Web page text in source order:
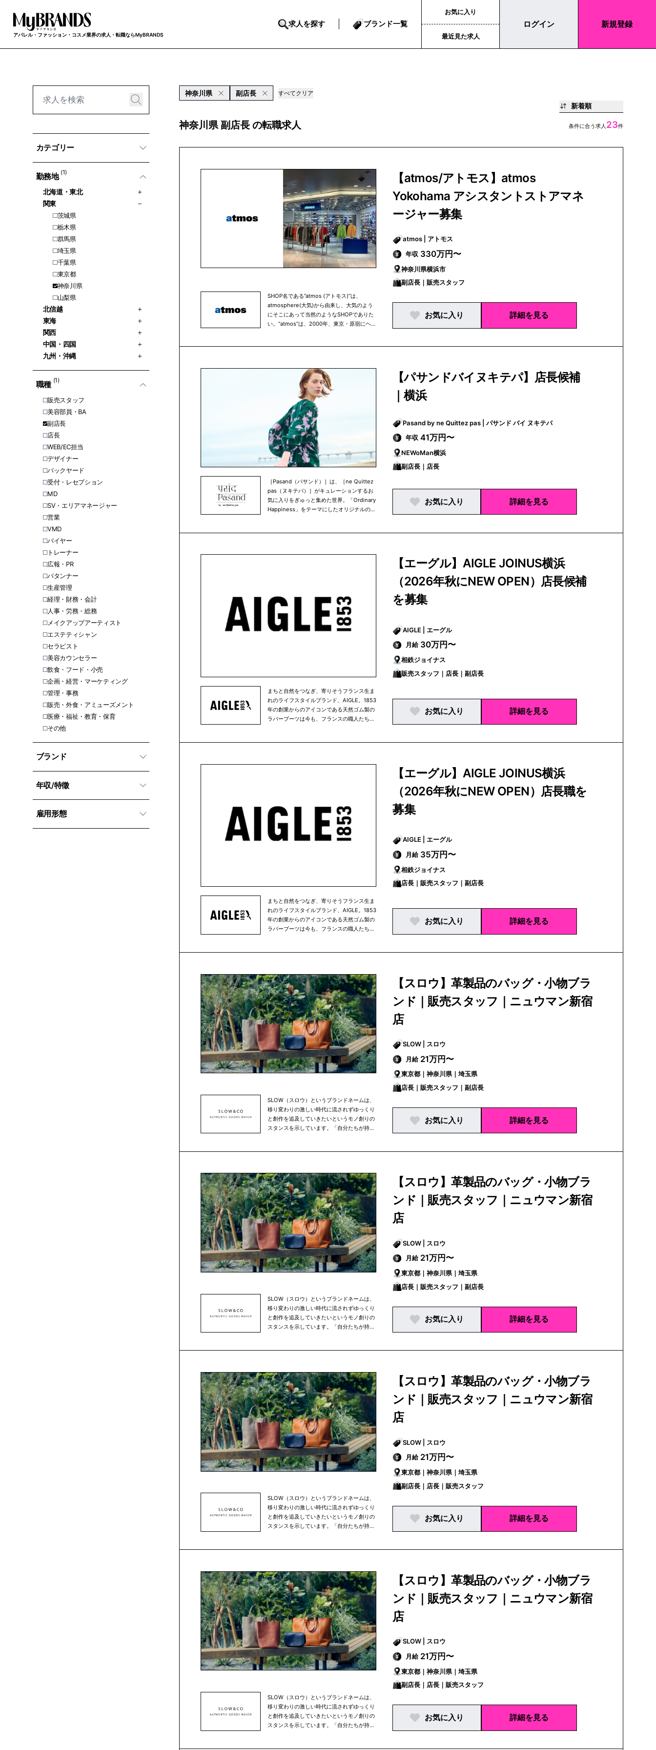
アパレル・ファッション・コスメ業界の求人・転職ならMyBRANDS
求人を探す ブランド一覧
お気に入り
最近見た求人
ログイン 新規登録
カテゴリー
勤務地 (1)
北海道・東北
関東
茨城県
栃木県
群馬県
埼玉県
千葉県
東京都
神奈川県
山梨県
北信越
東海
関西
中国・四国
九州・沖縄
職種 (1)
販売スタッフ
美容部員・BA
副店長
店長
WEB/EC担当
デザイナー
バックヤード
受付・レセプション
MD
SV・エリアマネージャー
営業
VMD
バイヤー
トレーナー
広報・PR
パタンナー
生産管理
経理・財務・会計
人事・労務・総務
メイクアップアーティスト
エステティシャン
セラピスト
美容カウンセラー
飲食・フード・小売
企画・経営・マーケティング
管理・事務
販売・外食・アミューズメント
医療・福祉・教育・保育
その他
ブランド
年収/特徵
雇用形態
神奈川県 副店長 すべてクリア
新着順
神奈川県 副店長 の転職求人 条件に合う求人 23件
SHOP名である”atmos (アトモス)”は、
atmosphere(大気)から由来し、大気のよう
にそこにあって当然のようなSHOPでありた
い。“atmos”は、2000年、東京・原宿にヘッ
【atmos/アトモス】atmos
Yokohama アシスタントストアマネ
ージャー募集
atmos | アトモス
年収 330万円〜
神奈川県横浜市
副店長｜販売スタッフ
お気に入り 詳細を見る
［Pasand（パサンド）］は、［ne Quittez
pas（ヌキテパ）］がキュレーションするお
気に入りをぎゅっと集めた世界。「Ordinary
Happiness」をテーマにしたオリジナルのフ
【パサンドバイヌキテパ】店長候補
｜横浜
Pasand by ne Quittez pas | パサンド バイ ヌキテパ
年収 41万円〜
NEWoMan横浜
副店長｜店長
お気に入り 詳細を見る
まちと自然をつなぎ、寄りそうフランス生ま
れのライフスタイルブランド、AIGLE。1853
年の創業からのアイコンである天然ゴム製の
ラバーブーツは今も、フランスの職人たちに
え、かつフレンチブランドらしい洗練された
業当時から行ってきました。そして2021年
からは、AIGLEは正式に「Entreprise à
Mission（Purpose driven company/使命を
果たす会社）」となり、環境への配慮をブラ
【エーグル】AIGLE JOINUS横浜
（2026年秋にNEW OPEN）店長候補
を募集
AIGLE | エーグル
月給 30万円〜
相鉄ジョイナス
販売スタッフ｜店長｜副店長
お気に入り 詳細を見る
まちと自然をつなぎ、寄りそうフランス生ま
れのライフスタイルブランド、AIGLE。1853
年の創業からのアイコンである天然ゴム製の
ラバーブーツは今も、フランスの職人たちに
え、かつフレンチブランドらしい洗練された
美しいスタイルを提案します。AIGLEは永く
愛用頂ける商品を生み出すクラフツマンシッ
プと技術、環境に優しい素材の積極採用など
により、環境配慮に向けた取り組みをその創
業当時から行ってきました。そして2021年
からは、AIGLEは正式に「Entreprise à
Mission（Purpose driven company/使命を
果たす会社）」となり、環境への配慮をブラ
ンドの存在意義のひとつとし、定款に以下の
企業理念を記しました。-足跡以外の痕跡を
【エーグル】AIGLE JOINUS横浜
（2026年秋にNEW OPEN）店長職を
募集
AIGLE | エーグル
月給 35万円〜
相鉄ジョイナス
店長｜販売スタッフ｜副店長
お気に入り 詳細を見る
SLOW（スロウ）というブランドネームは、
移り変わりの激しい時代に流されずゆっくり
と創作を追及していきたいというモノ創りの
スタンスを示しています。「自分たちが持ち
ンス、アメリカ）のトラディショナルスタイ
ルを独自の解釈で「新しい提案、価値のある
伝統は質の高い革新によって生まれる」とい
う言葉を常に考え、カジュアル ながらも品格
を纏うモノを提案していきます。
【スロウ】革製品のバッグ・小物ブラ
ンド｜販売スタッフ｜ニュウマン新宿
店
SLOW | スロウ
月給 21万円〜
東京都｜神奈川県｜埼玉県
店長｜販売スタッフ｜副店長
お気に入り 詳細を見る
SLOW（スロウ）というブランドネームは、
移り変わりの激しい時代に流されずゆっくり
と創作を追及していきたいというモノ創りの
スタンスを示しています。「自分たちが持ち
ンス、アメリカ）のトラディショナルスタイ
ルを独自の解釈で「新しい提案、価値のある
伝統は質の高い革新によって生まれる」とい
う言葉を常に考え、カジュアル ながらも品格
を纏うモノを提案していきます。
【スロウ】革製品のバッグ・小物ブラ
ンド｜販売スタッフ｜ニュウマン新宿
店
SLOW | スロウ
月給 21万円〜
東京都｜神奈川県｜埼玉県
店長｜販売スタッフ｜副店長
お気に入り 詳細を見る
SLOW（スロウ）というブランドネームは、
移り変わりの激しい時代に流されずゆっくり
と創作を追及していきたいというモノ創りの
スタンスを示しています。「自分たちが持ち
ンス、アメリカ）のトラディショナルスタイ
ルを独自の解釈で「新しい提案、価値のある
伝統は質の高い革新によって生まれる」とい
う言葉を常に考え、カジュアル ながらも品格
を纏うモノを提案していきます。
【スロウ】革製品のバッグ・小物ブラ
ンド｜販売スタッフ｜ニュウマン新宿
店
SLOW | スロウ
月給 21万円〜
東京都｜神奈川県｜埼玉県
副店長｜店長｜販売スタッフ
お気に入り 詳細を見る
SLOW（スロウ）というブランドネームは、
移り変わりの激しい時代に流されずゆっくり
と創作を追及していきたいというモノ創りの
スタンスを示しています。「自分たちが持ち
【スロウ】革製品のバッグ・小物ブラ
ンド｜販売スタッフ｜ニュウマン新宿
店
SLOW | スロウ
月給 21万円〜
東京都｜神奈川県｜埼玉県
副店長｜店長｜販売スタッフ
お気に入り 詳細を見る